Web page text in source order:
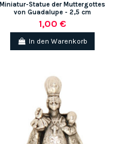
Miniatur-Statue der Muttergottes
von Guadalupe - 2,5 cm
1,00 €
In den Warenkorb